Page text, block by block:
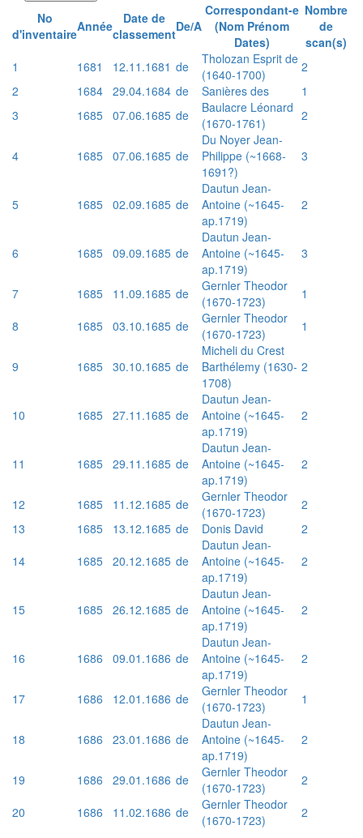
No
d'inventaireAnnée
Date de
classementDe/A
Correspondant-e
(Nom Prénom
Dates)
Nombre
de
scan(s)
1
1681 12.11.1681 de
Tholozan Esprit de
(1640-1700)
2
2
1684 29.04.1684 de Sanières des
1
3
1685 07.06.1685 de
Baulacre Léonard
(1670-1761)
2
4 1685 07.06.1685 de
Du Noyer Jean-
Philippe (~1668-
1691?)
3
5 1685 02.09.1685 de
Dautun Jean-
Antoine (~1645-
ap.1719)
2
6 1685 09.09.1685 de
Dautun Jean-
Antoine (~1645-
ap.1719)
3
7 1685 11.09.1685 de
Gernler Theodor
(1670-1723)
1
8
1685 03.10.1685 de
Gernler Theodor
(1670-1723)
1
9 1685 30.10.1685 de
Micheli du Crest
Barthélemy (1630-
1708)
2
10 1685 27.11.1685 de
Dautun Jean-
Antoine (~1645-
ap.1719)
2
11 1685 29.11.1685 de
Dautun Jean-
Antoine (~1645-
ap.1719)
2
12 1685 11.12.1685 de
Gernler Theodor
(1670-1723)
2
13
1685 13.12.1685 de Donis David
2
14
1685 20.12.1685 de
Dautun Jean-
Antoine (~1645-
ap.1719)
2
15 1685 26.12.1685 de
Dautun Jean-
Antoine (~1645-
ap.1719)
2
16 1686 09.01.1686 de
Dautun Jean-
Antoine (~1645-
ap.1719)
2
17 1686 12.01.1686 de
Gernler Theodor
(1670-1723)
1
18 1686 23.01.1686 de
Dautun Jean-
Antoine (~1645-
ap.1719)
2
19 1686 29.01.1686 de
Gernler Theodor
(1670-1723)
2
20
1686 11.02.1686 de
Gernler Theodor
(1670-1723)
2